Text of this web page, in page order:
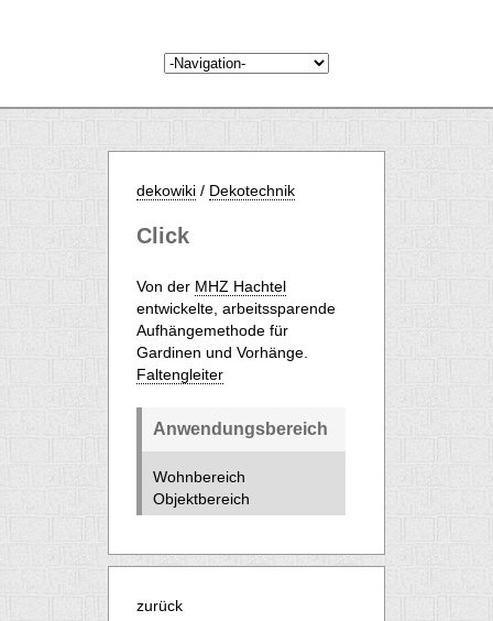
dekowiki / Dekotechnik
Click
Von der MHZ Hachtel
entwickelte, arbeitssparende
Aufhängemethode für
Gardinen und Vorhänge.
Faltengleiter
Anwendungsbereich
Wohnbereich
Objektbereich
zurück